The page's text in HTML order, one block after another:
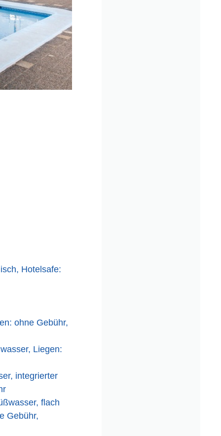
Hotelsafe:
ohne Gebühr,
Liegen:
integrierter
flach
Gebühr,